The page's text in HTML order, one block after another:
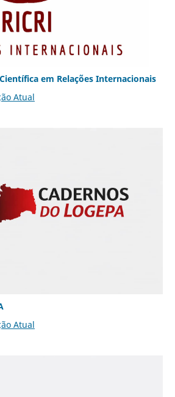
em Relações Internacionais
Atual
Atual